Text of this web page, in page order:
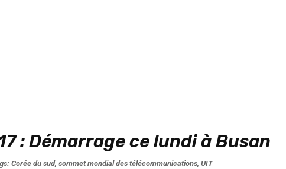
: Démarrage ce lundi à Busan
Corée du sud, sommet mondial des télécommunications, UIT